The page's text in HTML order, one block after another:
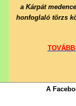
a Kárpát
honfoglaló törzs
A